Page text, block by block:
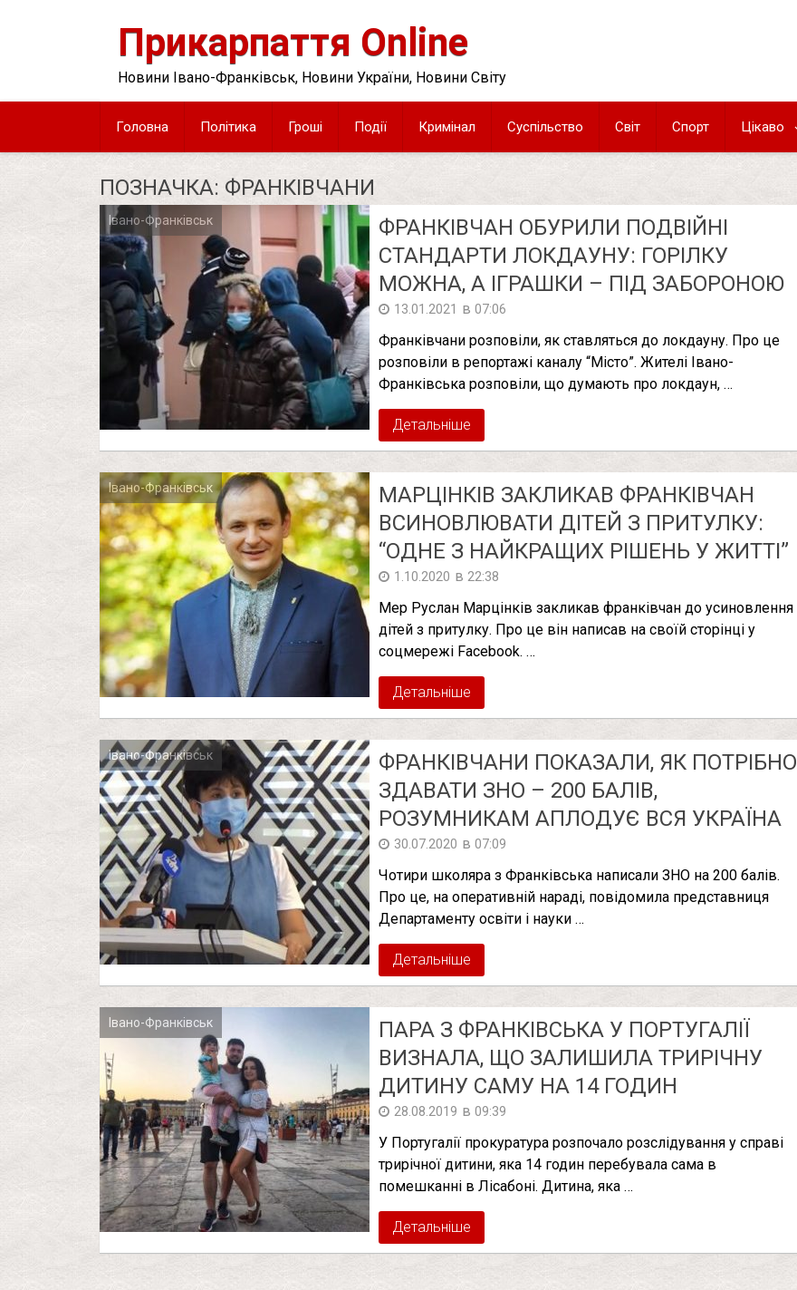
Прикарпаття Online
Новини Івано-Франківськ, Новини України, Новини Світу
Головна Політика Гроші Події Кримінал Суспільство Світ Спорт Цікаво
ПОЗНАЧКА: ФРАНКІВЧАНИ
Івано-Франківськ
ФРАНКІВЧАН ОБУРИЛИ ПОДВІЙНІ
СТАНДАРТИ ЛОКДАУНУ: ГОРІЛКУ
МОЖНА, А ІГРАШКИ – ПІД ЗАБОРОНОЮ
13.01.2021 в 07:06
Франківчани розповіли, як ставляться до локдауну. Про це
розповіли в репортажі каналу “Місто”. Жителі Івано-
Франківська розповіли, що думають про локдаун, …
Детальніше
Івано-Франківськ
МАРЦІНКІВ ЗАКЛИКАВ ФРАНКІВЧАН
ВСИНОВЛЮВАТИ ДІТЕЙ З ПРИТУЛКУ:
“ОДНЕ З НАЙКРАЩИХ РІШЕНЬ У ЖИТТІ”
1.10.2020 в 22:38
Мер Руслан Марцінків закликав франківчан до усиновлення
дітей з притулку. Про це він написав на своїй сторінці у
соцмережі Facebook. …
Детальніше
Івано-Франківськ
ФРАНКІВЧАНИ ПОКАЗАЛИ, ЯК ПОТРІБНО
ЗДАВАТИ ЗНО – 200 БАЛІВ,
РОЗУМНИКАМ АПЛОДУЄ ВСЯ УКРАЇНА
30.07.2020 в 07:09
Чотири школяра з Франківська написали ЗНО на 200 балів.
Про це, на оперативній нараді, повідомила представниця
Департаменту освіти і науки …
Детальніше
Івано-Франківськ
ПАРА З ФРАНКІВСЬКА У ПОРТУГАЛІЇ
ВИЗНАЛА, ЩО ЗАЛИШИЛА ТРИРІЧНУ
ДИТИНУ САМУ НА 14 ГОДИН
28.08.2019 в 09:39
У Португалії прокуратура розпочало розслідування у справі
трирічної дитини, яка 14 годин перебувала сама в
помешканні в Лісабоні. Дитина, яка …
Детальніше
Posts
pagination